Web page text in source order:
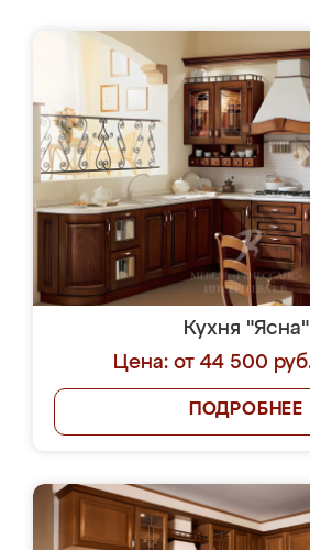
Кухня "Ясна"
Цена: от 44 500
ПОДРОБНЕЕ